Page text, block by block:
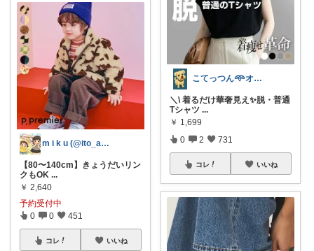
m i k u (@ito_aya16)
【80〜140cm】きょうだいリン
クもOK ...
￥ 2,640
予約受付中
0 0 451
コレ いいね
こてっつん𖥸オイシイとカワイイはセイギ
＼\ 着るだけ華奢見え✨脱・普通
Tシャツ ...
￥ 1,699
0 2 731
コレ いいね